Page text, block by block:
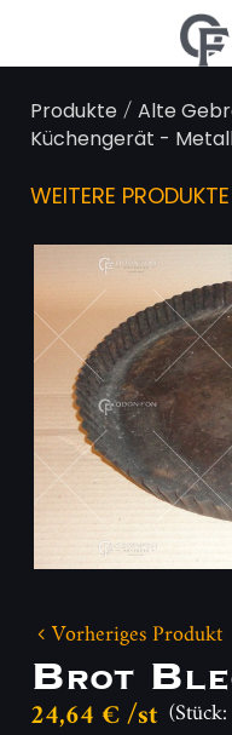
Produkte/Alte
Küchengerät -
WEITERE
Vorheriges Produkt
Brot
24,64 € /st